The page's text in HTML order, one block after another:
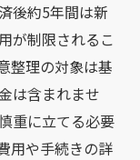
後約5年間は新
が制限されるこ
整理の対象は基
は含まれませ
重に立てる必要
用や手続きの詳